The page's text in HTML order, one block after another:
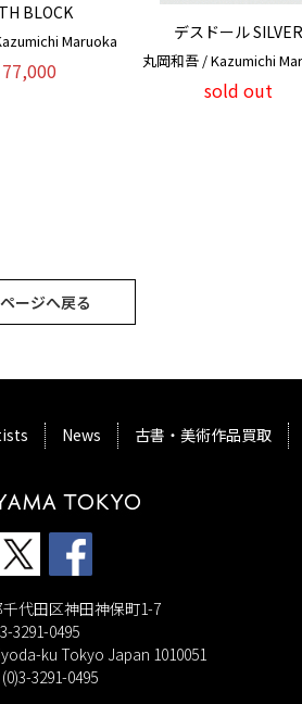
BLOCK
Maruoka
77,000
デスドール SILVER
丸岡和吾 / Kazumichi
sold out
ージへ戻る
News 古書・美術作品買取
千代田区神田神保町1-7
3291-0495
ku Tokyo Japan 1010051
3291-0495